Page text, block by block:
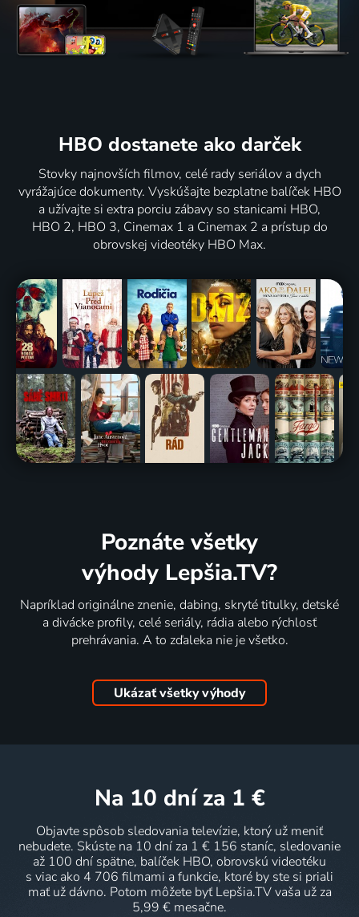
HBO dostanete ako darček
Stovky najnovších filmov, celé rady seriálov a dych
vyrážajúce dokumenty. Vyskúšajte bezplatne balíček HBO
a užívajte si extra porciu zábavy so stanicami HBO,
HBO 2, HBO 3, Cinemax 1 a Cinemax 2 a prístup do
obrovskej videotéky HBO Max.
Poznáte všetky
výhody Lepšia.TV?
Napríklad originálne znenie, dabing, skryté titulky, detské
a divácke profily, celé seriály, rádia alebo rýchlosť
prehrávania. A to zďaleka nie je všetko.
Ukázať všetky výhody
na 10 dní za 1 €
Objavte spôsob sledovania televízie, ktorý už meniť
nebudete. Skúste na 10 dní za 1 € 156 staníc, sledovanie
až 100 dní spätne, balíček HBO, obrovskú videotéku
s viac ako 4 706 filmami a funkcie, ktoré by ste si priali
mať už dávno. Potom môžete byť Lepšia.TV vaša už za
5,99 € mesačne.